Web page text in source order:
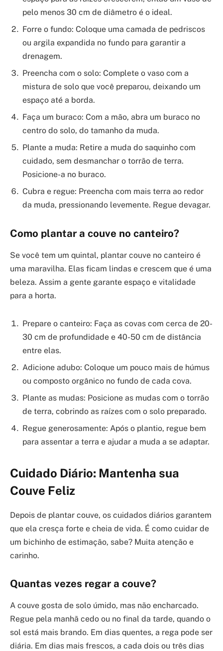
pelo menos 30 cm de diâmetro é o ideal.
Forre o fundo: Coloque uma camada de pedriscos
ou argila expandida no fundo para garantir a
drenagem.
Preencha com o solo: Complete o vaso com a
mistura de solo que você preparou, deixando um
espaço até a borda.
Faça um buraco: Com a mão, abra um buraco no
centro do solo, do tamanho da muda.
Plante a muda: Retire a muda do saquinho com
cuidado, sem desmanchar o torrão de terra.
Posicione-a no buraco.
Cubra e regue: Preencha com mais terra ao redor
da muda, pressionando levemente. Regue devagar.
Como plantar a couve no canteiro?
Se você tem um quintal, plantar couve no canteiro é
uma maravilha. Elas ficam lindas e crescem que é uma
beleza. Assim a gente garante espaço e vitalidade
para a horta.
Prepare o canteiro: Faça as covas com cerca de 20-
30 cm de profundidade e 40-50 cm de distância
entre elas.
Adicione adubo: Coloque um pouco mais de húmus
ou composto orgânico no fundo de cada cova.
Plante as mudas: Posicione as mudas com o torrão
de terra, cobrindo as raízes com o solo preparado.
Regue generosamente: Após o plantio, regue bem
para assentar a terra e ajudar a muda a se adaptar.
Cuidado Diário: Mantenha sua
Couve Feliz
Depois de plantar couve, os cuidados diários garantem
que ela cresça forte e cheia de vida. É como cuidar de
um bichinho de estimação, sabe? Muita atenção e
carinho.
Quantas vezes regar a couve?
A couve gosta de solo úmido, mas não encharcado.
Regue pela manhã cedo ou no final da tarde, quando o
sol está mais brando. Em dias quentes, a rega pode ser
diária. Em dias mais frescos, a cada dois ou três dias